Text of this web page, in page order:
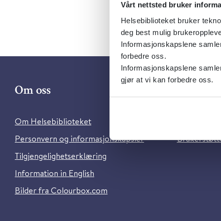
Vårt nettsted bruker
Helsebiblioteket bruker
deg best mulig
Informasjonskapslene
forbedre oss.
Informasjonskapslene
gjør at vi kan forbedre oss.
Om oss
Om Helsebiblioteket
Personvern og informasjonskapsler
Tilgjengelighetserklæring
Information in English
Bilder fra Colourbox.com